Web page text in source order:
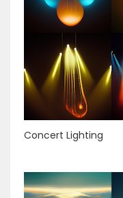
Concert Lighting